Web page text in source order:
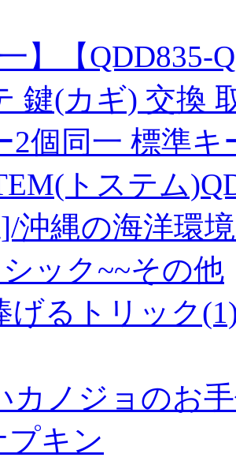
一】【QDD835-
鍵(カギ) 交換
2個同一 標準
トステム
沖縄の海洋環
ック~~その他
げるトリック
カノジョのお
プキン